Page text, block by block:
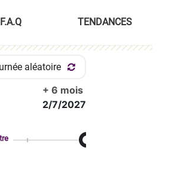
F.A.Q TENDANCES
aléatoire
+ 6 mois
2/7/2027